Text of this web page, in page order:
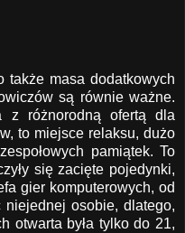
także masa dodatkowych
są równie ważne.
z różnorodną ofertą dla
to miejsce relaksu, dużo
pamiątek. To
się zacięte pojedynki,
gier komputerowych, od
niejednej osobie, dlatego,
otwarta była tylko do 21,